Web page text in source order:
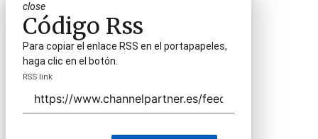
close
Código Rss
Para copiar el enlace RSS en el portapapeles,
haga clic en el botón.
RSS link